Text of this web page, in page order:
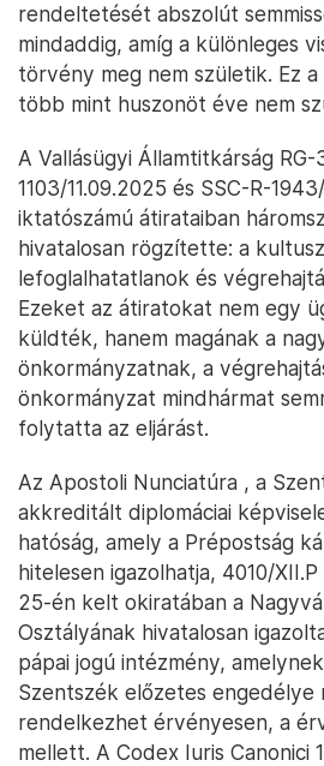
rendeltetését abszolút
mindaddig, amíg a különleges
törvény meg nem születik. Ez
több mint huszonöt éve nem
A Vallásügyi Államtitkárság RG-
1103/11.09.2025 és SSC-R-
iktatószámú átirataiban
hivatalosan rögzítette: a
lefoglalhatatlanok és
Ezeket az átiratokat nem egy
küldték, hanem magának a
önkormányzatnak, a
önkormányzat mindhármat
folytatta az eljárást.
Az Apostoli Nunciatúra , a
akkreditált diplomáciai
hatóság, amely a Prépostság
hitelesen igazolhatja, 4010/
25-én kelt okiratában a
Osztályának hivatalosan
pápai jogú intézmény,
Szentszék előzetes engedélye
rendelkezhet érvényesen, a
mellett. A Codex Iuris Canonici